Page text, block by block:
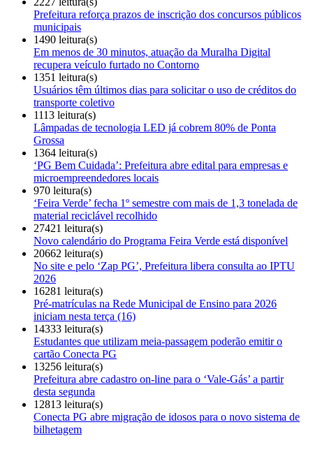
Prefeitura reforça prazos de inscrição dos concursos públicos
municipais
1490 leitura(s)
Em menos de 30 minutos, atuação da Muralha Digital
recupera veículo furtado no Contorno
1351 leitura(s)
Usuários têm últimos dias para solicitar o uso de créditos do
transporte coletivo
1113 leitura(s)
Lâmpadas de tecnologia LED já cobrem 80% de Ponta
Grossa
1364 leitura(s)
‘PG Bem Cuidada’: Prefeitura abre edital para empresas e
microempreendedores locais
970 leitura(s)
‘Feira Verde’ fecha 1º semestre com mais de 1,3 tonelada de
material reciclável recolhido
27421 leitura(s)
Novo calendário do Programa Feira Verde está disponível
20662 leitura(s)
No site e pelo ‘Zap PG’, Prefeitura libera consulta ao IPTU
2026
16281 leitura(s)
Pré-matrículas na Rede Municipal de Ensino para 2026
iniciam nesta terça (16)
14333 leitura(s)
Estudantes que utilizam meia-passagem poderão emitir o
cartão Conecta PG
13256 leitura(s)
Prefeitura abre cadastro on-line para o ‘Vale-Gás’ a partir
desta segunda
12813 leitura(s)
Conecta PG abre migração de idosos para o novo sistema de
bilhetagem